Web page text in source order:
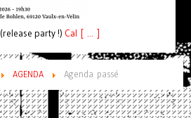
(release party !) Cal [ ... ]
AGENDA Agenda passé